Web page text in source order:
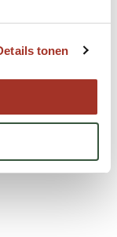
tonen